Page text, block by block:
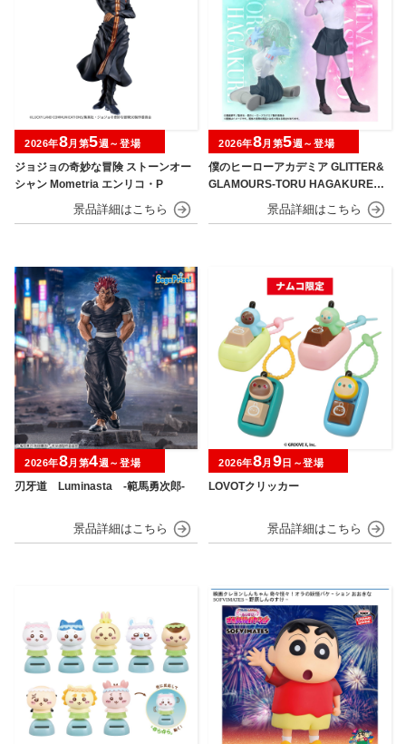
ジョジョの奇妙な冒険 ストーンオー
シャン Mometria エンリコ・P
2026年8月第5週～登場
僕のヒーローアカデミア GLITTER&
GLAMOURS-TORU HAGAKURE＆
MINA ASHIDO-
2026年8月第5週～登場
刃牙道 Luminasta ‐範馬勇次郎‐
2026年8月第4週～登場
LOVOTクリッカー
2026年8月 9日～登場